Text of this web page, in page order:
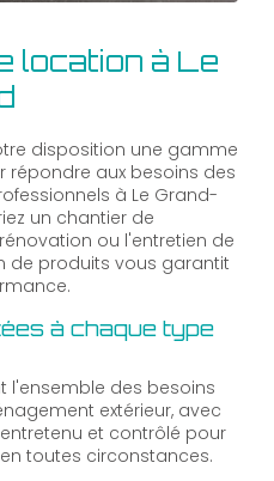
location à Le
disposition une gamme
aux besoins des
à Le Grand-
un chantier de
ou l'entretien de
de produits vous garantit
à chaque type
l'ensemble des besoins
extérieur, avec
et contrôlé pour
toutes circonstances.